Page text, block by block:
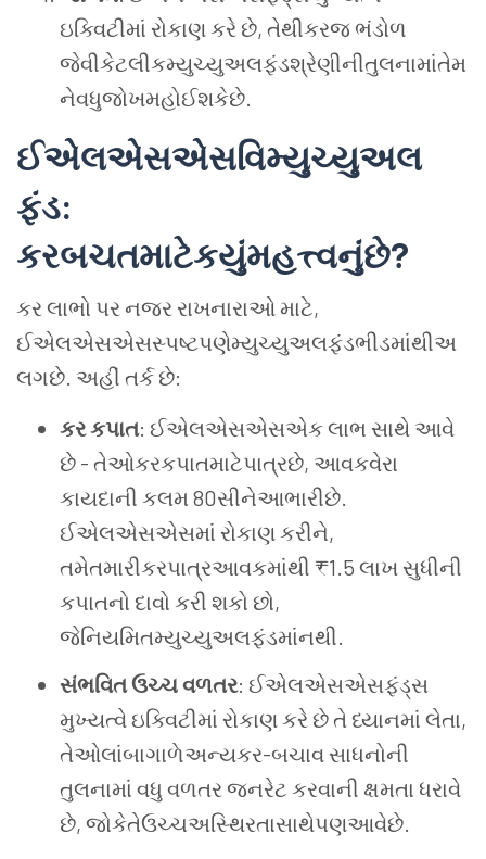
ઇક્વિટીમાં રોકાણ કરે છે, તેથીકરજ ભંડોળ
જેવીકેટલીકમ્યુચ્યુઅલફંડશ્રેણીનીતુલનામાંતેમ
નેવધુજોખમહોઈશકેછે.
ઈએલએસએસવિમ્યુચ્યુઅલ
ફંડ:
કરબચતમાટેકયુંમહત્ત્વનુંછે?
કર લાભો પર નજર રાખનારાઓ માટે,
ઈએલએસએસસ્પષ્ટપણેમ્યુચ્યુઅલફંડભીડમાંથીઅ
લગછે. અહીં તર્ક છે:
કર કપાત: ઈએલએસએસએક લાભ સાથે આવે
છે - તેઓકરકપાતમાટેપાત્રછે, આવકવેરા
કાયદાની કલમ 80સીનેઆભારીછે.
ઈએલએસએસમાં રોકાણ કરીને,
તમેતમારીકરપાત્રઆવકમાંથી ₹1.5 લાખ સુધીની
કપાતનો દાવો કરી શકો છો,
જેનિયમિતમ્યુચ્યુઅલફંડમાંનથી.
સંભવિત ઉચ્ચ વળતર: ઈએલએસએસફંડ્સ
મુખ્યત્વે ઇક્વિટીમાં રોકાણ કરે છે તે ધ્યાનમાં લેતા,
તેઓલાંબાગાળેઅન્યકર-બચાવ સાધનોની
તુલનામાં વધુ વળતર જનરેટ કરવાની ક્ષમતા ધરાવે
છે, જોકેતેઉચ્ચઅસ્થિરતાસાથેપણઆવેછે.